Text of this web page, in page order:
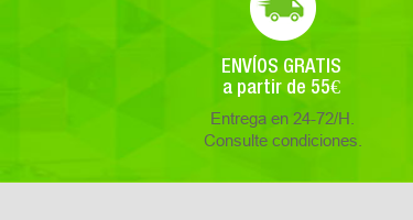
ENVÍOS GRATIS
a partir de 55€
Entrega en 24-72/H.
Consulte condiciones.